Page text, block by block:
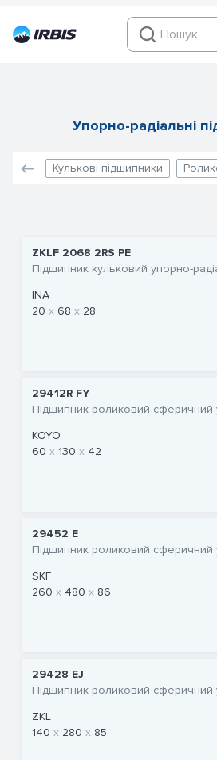
Упорно-радіальні
Кулькові підшипники
ZKLF 2068 2RS PE
Підшипник кульковий упорно-
INA
20
68 28
29412R FY
Підшипник роликовий сферичний
KOYO
60
130 42
29452 E
Підшипник роликовий сферичний
SKF
260
480 86
29428 EJ
Підшипник роликовий сферичний
ZKL
140
280 85